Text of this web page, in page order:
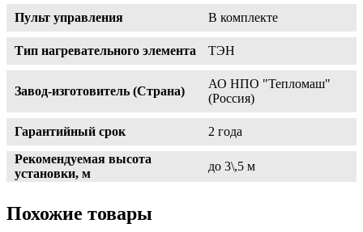
Пульт управления В комплекте
Тип нагревательного элемента ТЭН
Завод-изготовитель (Страна)
АО НПО "Тепломаш"
(Россия)
Гарантийный срок
2 года
Рекомендуемая высота
установки, м
до 3\,5 м
Похожие товары